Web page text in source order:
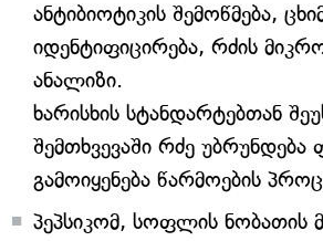
ანტიბიოტიკის შემოწმება,
იდენტიფიცირება, რძის
ანალიზი.
ხარისხის სტანდარტებთან
შემთხვევაში რძე
გამოიყენება წარმოების
პეპსიკომ, სოფლის